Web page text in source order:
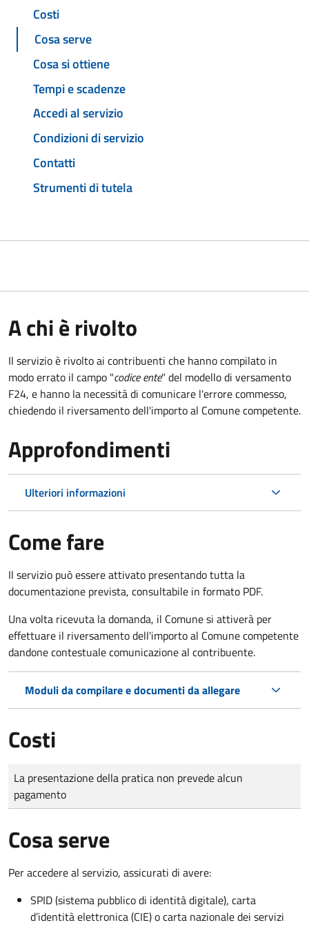
Costi
Cosa serve
Cosa si ottiene
Tempi e scadenze
Accedi al servizio
Condizioni di servizio
Contatti
Strumenti di tutela
A chi è rivolto
Il servizio è rivolto ai contribuenti che hanno compilato in
modo errato il campo "codice ente" del modello di versamento
F24, e hanno la necessità di comunicare l'errore commesso,
chiedendo il riversamento dell'importo al Comune competente.
Approfondimenti
Ulteriori informazioni
Come fare
Il servizio può essere attivato presentando tutta la
documentazione prevista, consultabile in formato PDF.
Una volta ricevuta la domanda, il Comune si attiverà per
effettuare il riversamento dell'importo al Comune competente
dandone contestuale comunicazione al contribuente.
Moduli da compilare e documenti da allegare
Costi
Tipo di pagamento
Importo
La presentazione della pratica non prevede alcun
pagamento
Cosa serve
Per accedere al servizio, assicurati di avere:
SPID (sistema pubblico di identità digitale), carta
d’identità elettronica (CIE) o carta nazionale dei servizi